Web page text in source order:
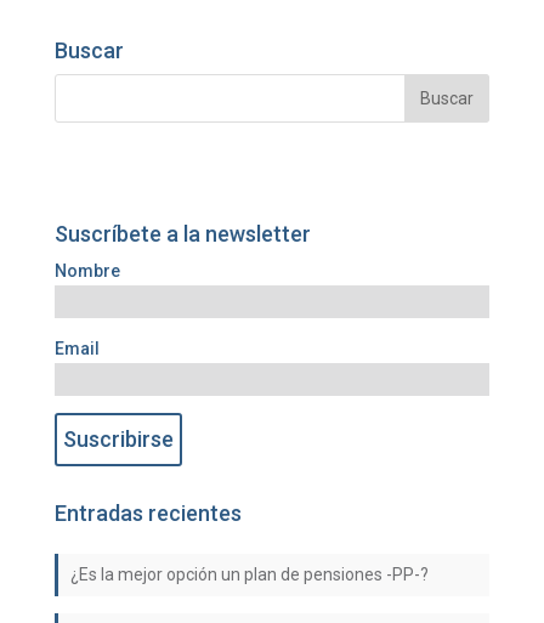
Buscar
Suscríbete a la newsletter
Nombre
Email
Entradas recientes
¿Es la mejor opción un plan de pensiones -PP-?